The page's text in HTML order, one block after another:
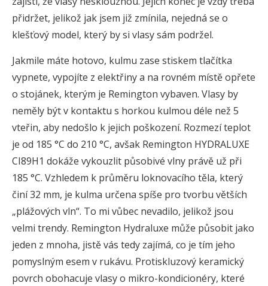
přidržet, jelikož jak jsem již zmínila, nejedná se o
klešťový model, který by si vlasy sám podržel.
Jakmile máte hotovo, kulmu zase stiskem tlačítka
vypnete, vypojíte z elektřiny a na rovném místě opřete
o stojánek, kterým je Remington vybaven. Vlasy by
neměly být v kontaktu s horkou kulmou déle než 5
vteřin, aby nedošlo k jejich poškození. Rozmezí teplot
je od 185 °C do 210 °C, avšak Remington HYDRALUXE
CI89H1 dokáže vykouzlit působivé vlny právě už při
185 °C. Vzhledem k průměru loknovacího těla, který
činí 32 mm, je kulma určena spíše pro tvorbu větších
„plážových vln“. To mi vůbec nevadilo, jelikož jsou
velmi trendy. Remington Hydraluxe může působit jako
jeden z mnoha, jistě vás tedy zajímá, co je tím jeho
pomyslným esem v rukávu. Protiskluzový keramický
povrch obohacuje vlasy o mikro-kondicionéry, které